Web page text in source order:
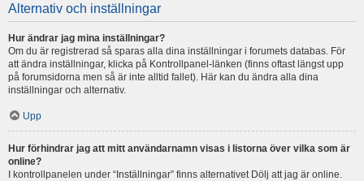
Alternativ och inställningar
Hur ändrar jag mina inställningar?
Om du är registrerad så sparas alla dina inställningar i forumets databas. För
att ändra inställningar, klicka på Kontrollpanel-länken (finns oftast längst upp
på forumsidorna men så är inte alltid fallet). Här kan du ändra alla dina
inställningar och alternativ.
Upp
Hur förhindrar jag att mitt användarnamn visas i listorna över vilka som är
online?
I kontrollpanelen under “Inställningar” finns alternativet Dölj att jag är online.